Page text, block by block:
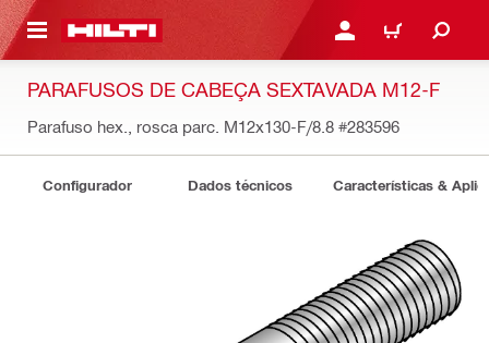
CONTENT ENTRAR OU REGISTAR
CARRINHO
PARAFUSOS DE CABEÇA SEXTAVADA M12-F
Parafuso hex., rosca parc. M12x130-F/8.8 #283596
Configurador Dados técnicos Características &